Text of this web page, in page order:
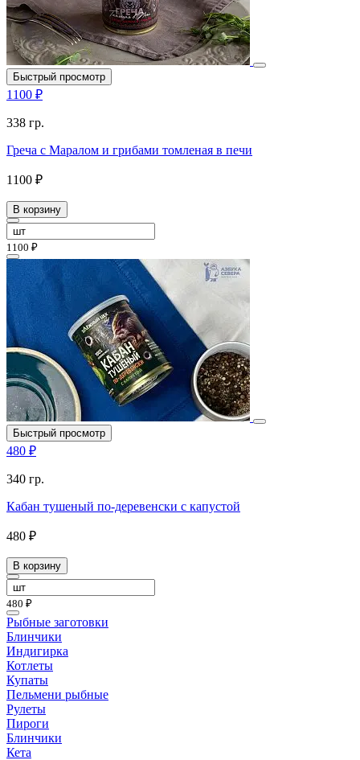
Быстрый просмотр
1100 ₽
338 гр.
Греча с Маралом и грибами томленая в печи
1100 ₽
В корзину
1100 ₽
Быстрый просмотр
480 ₽
340 гр.
Кабан тушеный по-деревенски с капустой
480 ₽
В корзину
480 ₽
Рыбные заготовки
Блинчики
Индигирка
Котлеты
Купаты
Пельмени рыбные
Рулеты
Пироги
Блинчики
Кета